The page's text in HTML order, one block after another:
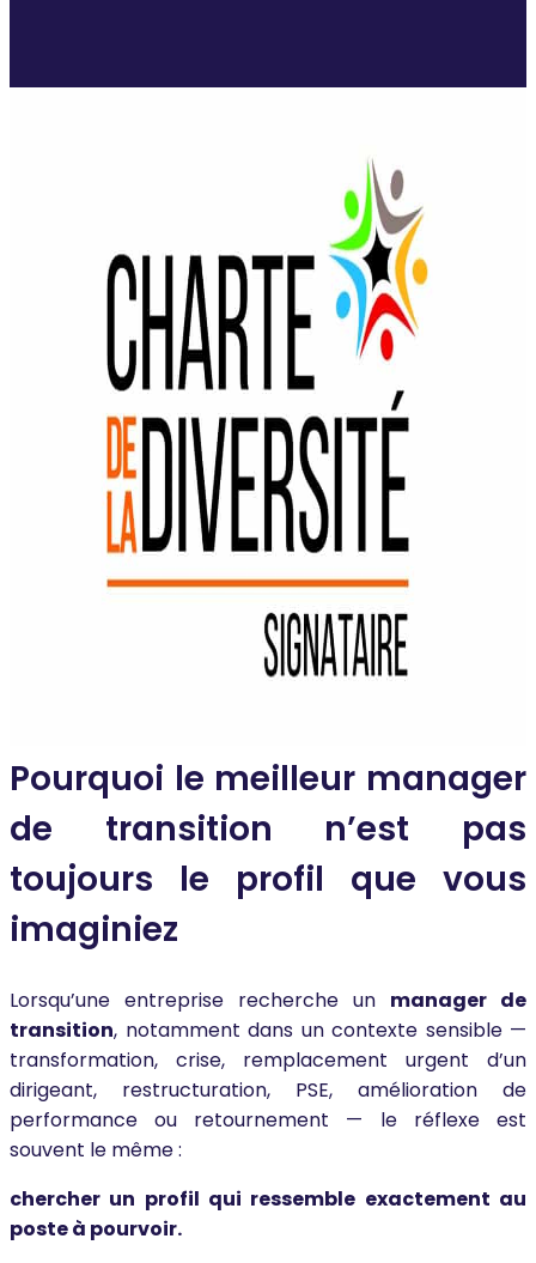
Pourquoi le meilleur manager
de transition n’est pas
toujours le profil que vous
imaginiez
Lorsqu’une entreprise recherche un manager de
transition, notamment dans un contexte sensible —
transformation, crise, remplacement urgent d’un
dirigeant, restructuration, PSE, amélioration de
performance ou retournement — le réflexe est
souvent le même :
chercher un profil qui ressemble exactement au
poste à pourvoir.